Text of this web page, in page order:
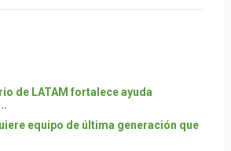
de LATAM fortalece ayuda
equipo de última generación que